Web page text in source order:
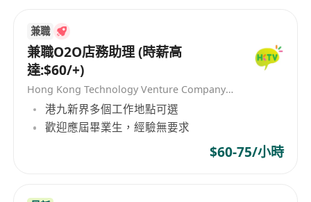
兼職
兼職O2O店務助理 (時薪高
達:$60/+)
Hong Kong Technology Venture Company Limited(HKTV)
港九新界多個工作地點可選
歡迎應屆畢業生，經驗無要求
$60-75/小時